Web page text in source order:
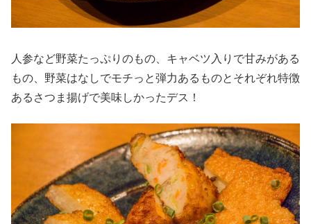
人参など野菜たっぷりのもの、キャベツ入りで甘みがある
もの、野菜はなしでモチっと弾力あるものとそれぞれ特徴
あるさつま揚げで美味しかったデス！